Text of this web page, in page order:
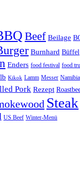
Beef Beilage
Burnhard Büffel
Enders food festival food
Kikok Lamm Messer Namibia
Pork Rezept
Steak
US Beef Winter-Menü